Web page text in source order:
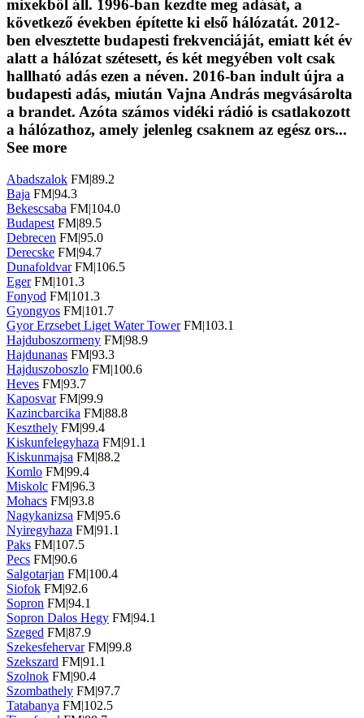
mixekből áll. 1996-ban kezdte meg adását, a
következő években építette ki első hálózatát. 2012-
ben elvesztette budapesti frekvenciáját, emiatt két év
alatt a hálózat szétesett, és két megyében volt csak
hallható adás ezen a néven. 2016-ban indult újra a
budapesti adás, miután Vajna András megvásárolta
a brandet. Azóta számos vidéki rádió is csatlakozott
a hálózathoz, amely jelenleg csaknem az egész ors...
See more
Abadszalok FM|89.2
Baja FM|94.3
Bekescsaba FM|104.0
Budapest FM|89.5
Debrecen FM|95.0
Derecske FM|94.7
Dunafoldvar FM|106.5
Eger FM|101.3
Fonyod FM|101.3
Gyongyos FM|101.7
Gyor Erzsebet Liget Water Tower FM|103.1
Hajduboszormeny FM|98.9
Hajdunanas FM|93.3
Hajduszoboszlo FM|100.6
Heves FM|93.7
Kaposvar FM|99.9
Kazincbarcika FM|88.8
Keszthely FM|99.4
Kiskunfelegyhaza FM|91.1
Kiskunmajsa FM|88.2
Komlo FM|99.4
Miskolc FM|96.3
Mohacs FM|93.8
Nagykanizsa FM|95.6
Nyiregyhaza FM|91.1
Paks FM|107.5
Pecs FM|90.6
Salgotarjan FM|100.4
Siofok FM|92.6
Sopron FM|94.1
Sopron Dalos Hegy FM|94.1
Szeged FM|87.9
Szekesfehervar FM|99.8
Szekszard FM|91.1
Szolnok FM|90.4
Szombathely FM|97.7
Tatabanya FM|102.5